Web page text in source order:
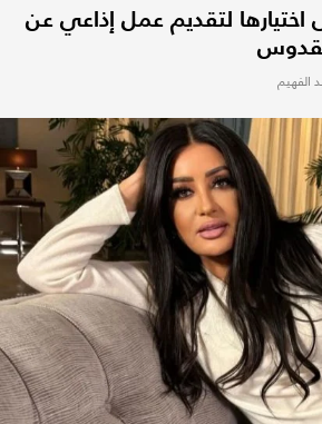
اختيارها لتقديم عمل إذاعي عن
الفهيم